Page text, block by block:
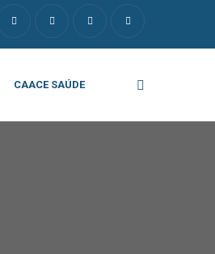
CAACE SAÚDE